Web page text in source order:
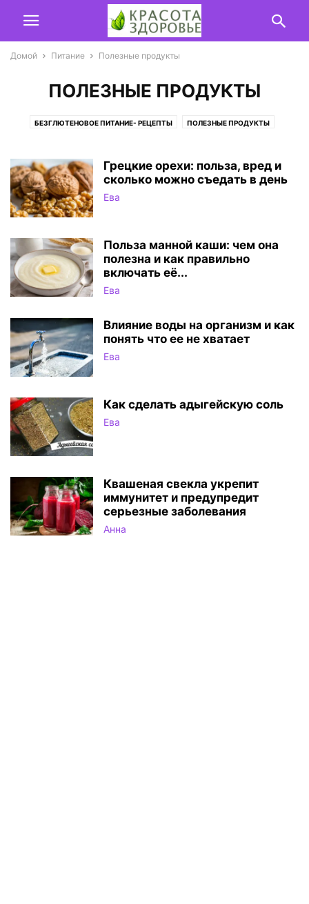
Домой Питание Полезные продукты
ПОЛЕЗНЫЕ ПРОДУКТЫ
БЕЗГЛЮТЕНОВОЕ ПИТАНИЕ- РЕЦЕПТЫ ПОЛЕЗНЫЕ ПРОДУКТЫ
Грецкие орехи: польза, вред и
сколько можно съедать в день
Ева
Польза манной каши: чем она
полезна и как правильно
включать её...
Ева
Влияние воды на организм и как
понять что ее не хватает
Ева
Как сделать адыгейскую соль
Ева
Квашеная свекла укрепит
иммунитет и предупредит
серьезные заболевания
Анна